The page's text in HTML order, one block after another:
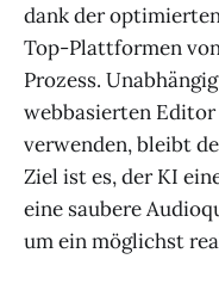
dank der
Top-Plattformen
Prozess.
webbasierten
verwenden, bleibt
Ziel ist es, der KI
eine saubere
um ein möglichst